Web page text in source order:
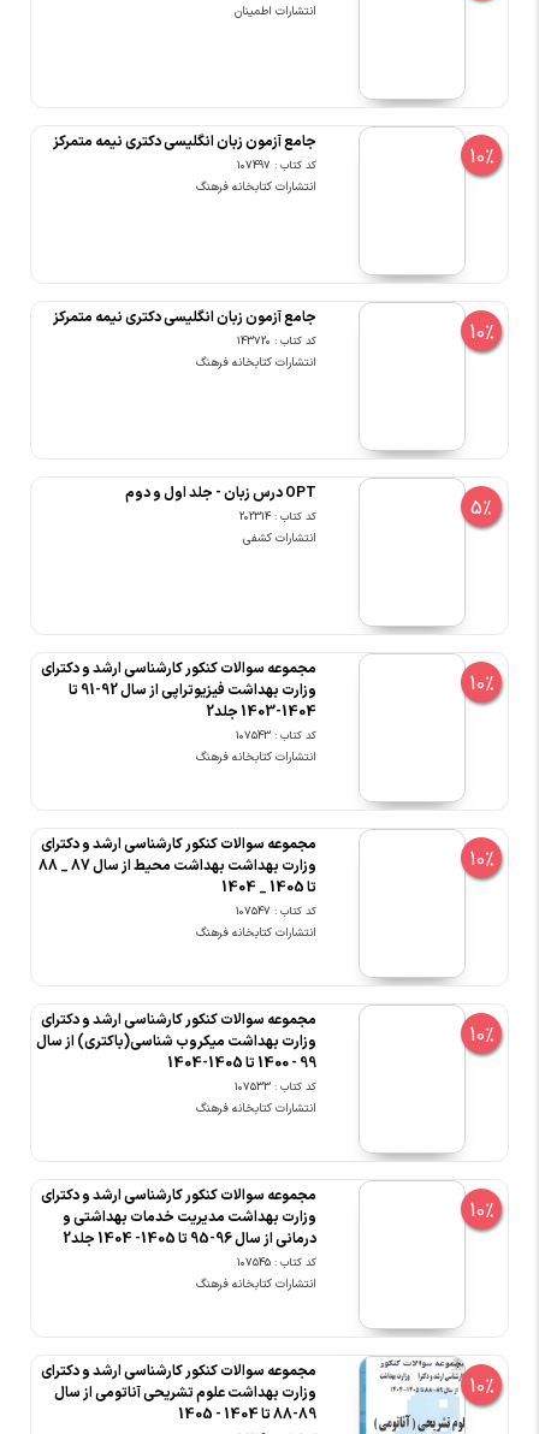
انتشارات اطمینان
10%
جامع آزمون زبان انگلیسی دکتری نیمه متمرکز
کد کتاب : 107497
انتشارات کتابخانه فرهنگ
10%
جامع آزمون زبان انگلیسی دکتری نیمه متمرکز
کد کتاب : 143720
انتشارات کتابخانه فرهنگ
5%
OPT درس زبان - جلد اول و دوم
کد کتاب : 202314
انتشارات کشفی
10%
مجموعه سوالات کنکور کارشناسی ارشد و دکترای
وزارت بهداشت فیزیوتراپی از سال 92-91 تا
1404-1403 جلد2
کد کتاب : 107543
انتشارات کتابخانه فرهنگ
10%
مجموعه سوالات کنکور کارشناسی ارشد و دکترای
وزارت بهداشت بهداشت محیط از سال 87 _ 88
تا 1405 _ 1404
کد کتاب : 107547
انتشارات کتابخانه فرهنگ
10%
مجموعه سوالات کنکور کارشناسی ارشد و دکترای
وزارت بهداشت میکروب شناسی(باکتری) از سال
99 - 1400 تا 1405-1404
کد کتاب : 107533
انتشارات کتابخانه فرهنگ
10%
مجموعه سوالات کنکور کارشناسی ارشد و دکترای
وزارت بهداشت مدیریت خدمات بهداشتی و
درمانی از سال 96-95 تا 1405- 1404 جلد2
کد کتاب : 107545
انتشارات کتابخانه فرهنگ
10%
مجموعه سوالات کنکور کارشناسی ارشد و دکترای
وزارت بهداشت علوم تشریحی آناتومی از سال
89-88 تا 1404 - 1405